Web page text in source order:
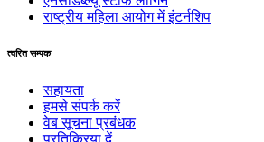
राष्ट्रीय महिला आयोग में इंटर्नशिप
त्वरित सम्पक
सहायता
हमसे संपर्क करें
वेब सूचना प्रबंधक